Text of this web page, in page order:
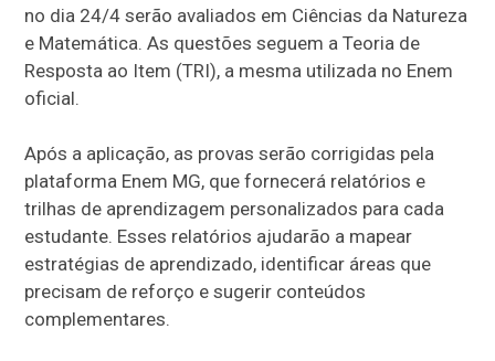
no dia 24/4 serão avaliados em Ciências da Natureza
e Matemática. As questões seguem a Teoria de
Resposta ao Item (TRI), a mesma utilizada no Enem
oficial.
Após a aplicação, as provas serão corrigidas pela
plataforma Enem MG, que fornecerá relatórios e
trilhas de aprendizagem personalizados para cada
estudante. Esses relatórios ajudarão a mapear
estratégias de aprendizado, identificar áreas que
precisam de reforço e sugerir conteúdos
complementares.